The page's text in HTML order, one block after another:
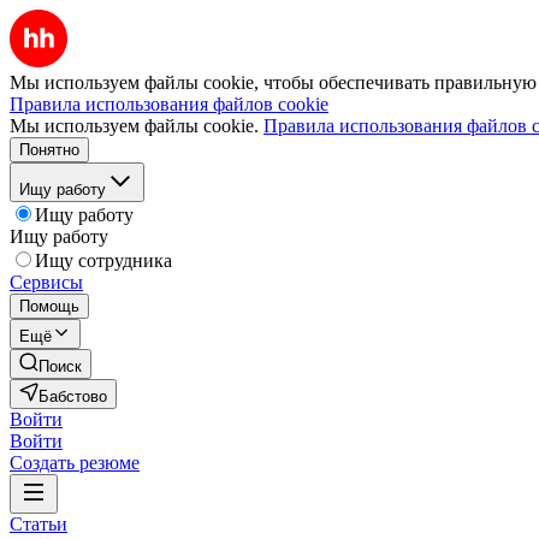
Мы используем файлы cookie, чтобы обеспечивать правильную
Правила использования файлов cookie
Мы используем файлы cookie. Правила использования файлов
Понятно
Ищу работу
Ищу работу
Ищу работу
Ищу сотрудника
Сервисы
Помощь
Ещё
Поиск
Бабстово
Войти
Войти
Создать резюме
Статьи